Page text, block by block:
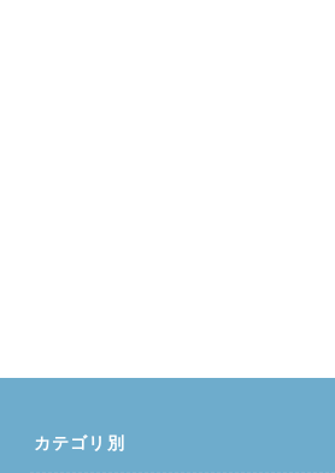
カテゴリ別